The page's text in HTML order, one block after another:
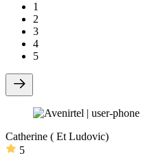
1
2
3
4
5
Catherine ( Et Ludovic)
5